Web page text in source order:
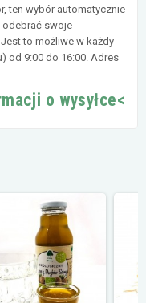
ten wybór automatycznie
odebrać swoje
to możliwe w każdy
od 9:00 do 16:00. Adres
o wysyłce<